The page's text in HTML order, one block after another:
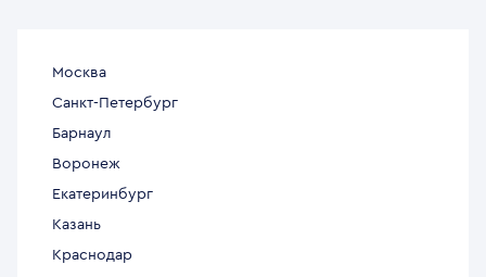
Москва
Санкт-Петербург
Барнаул
Воронеж
Екатеринбург
Казань
Краснодар